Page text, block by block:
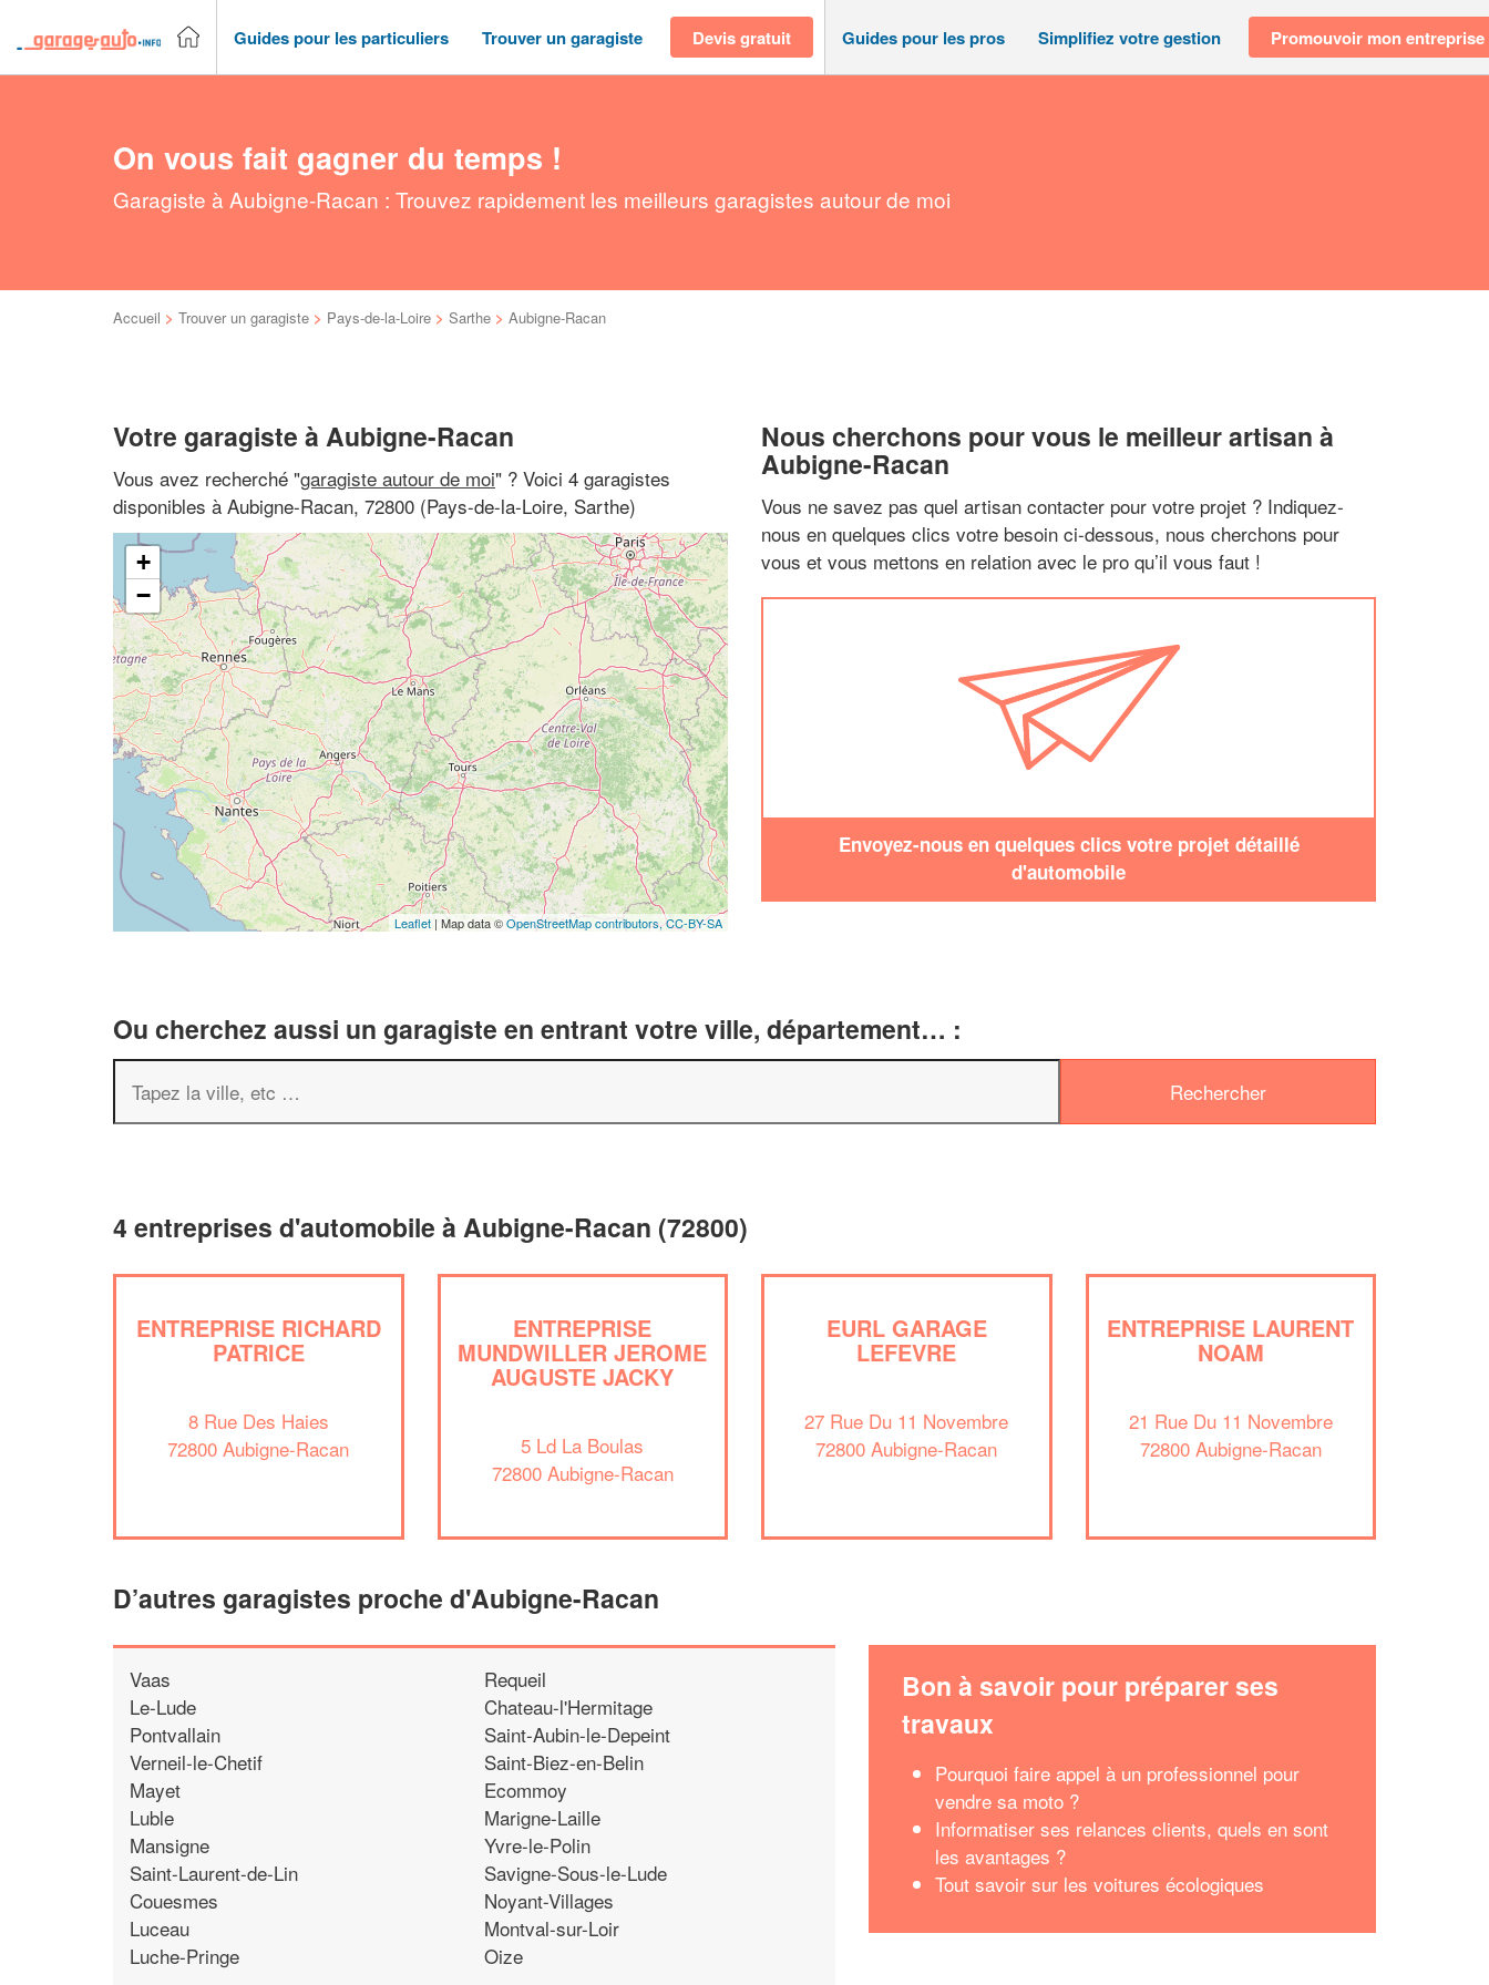
Guides pour les particuliers Trouver un garagiste Devis gratuit Guides pour les pros Simplifiez votre gestion Promouvoir mon entreprise
On vous fait gagner du temps !
Garagiste à Aubigne-Racan : Trouvez rapidement les meilleurs garagistes autour de moi
Accueil > Trouver un garagiste > Pays-de-la-Loire > Sarthe > Aubigne-Racan
Votre garagiste à Aubigne-Racan
Vous avez recherché "garagiste autour de moi" ? Voici 4 garagistes
disponibles à Aubigne-Racan, 72800 (Pays-de-la-Loire, Sarthe)
+
−
Leaflet | Map data ©OpenStreetMap contributors,CC-BY-SA
Nous cherchons pour vous le meilleur artisan à
Aubigne-Racan
Vous ne savez pas quel artisan contacter pour votre projet ? Indiquez-
nous en quelques clics votre besoin ci-dessous, nous cherchons pour
vous et vous mettons en relation avec le pro qu’il vous faut !
Envoyez-nous en quelques clics votre projet détaillé
d'automobile
Ou cherchez aussi un garagiste en entrant votre ville, département… :
4 entreprises d'automobile à Aubigne-Racan (72800)
ENTREPRISE RICHARD
PATRICE
8 Rue Des Haies
72800 Aubigne-Racan
ENTREPRISE
MUNDWILLER JEROME
AUGUSTE JACKY
5 Ld La Boulas
72800 Aubigne-Racan
EURL GARAGE
LEFEVRE
27 Rue Du 11 Novembre
72800 Aubigne-Racan
ENTREPRISE LAURENT
NOAM
21 Rue Du 11 Novembre
72800 Aubigne-Racan
D’autres garagistes proche d'Aubigne-Racan
Vaas
Le-Lude
Pontvallain
Verneil-le-Chetif
Mayet
Luble
Mansigne
Saint-Laurent-de-Lin
Couesmes
Luceau
Luche-Pringe
Requeil
Chateau-l'Hermitage
Saint-Aubin-le-Depeint
Saint-Biez-en-Belin
Ecommoy
Marigne-Laille
Yvre-le-Polin
Savigne-Sous-le-Lude
Noyant-Villages
Montval-sur-Loir
Oize
Bon à savoir pour préparer ses
travaux
Pourquoi faire appel à un professionnel pour
vendre sa moto ?
Informatiser ses relances clients, quels en sont
les avantages ?
Tout savoir sur les voitures écologiques
✕
Vous êtes un